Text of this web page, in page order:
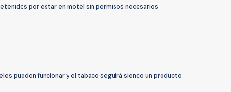
por estar en motel sin permisos necesarios
pueden funcionar y el tabaco seguirá siendo un producto